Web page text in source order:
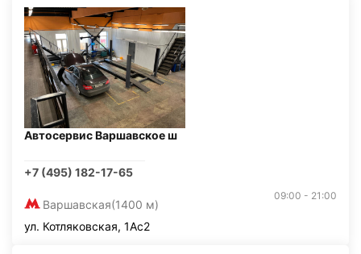
Автосервис Варшавское ш
+7 (495) 182-17-65
Варшавская(1400 м)
09:00 - 21:00
ул. Котляковская, 1Ас2